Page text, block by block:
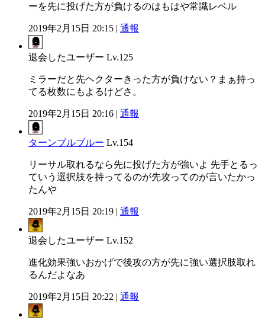
ーを先に投げた方が負けるのはもはや常識レベル
2019年2月15日 20:15 | 通報
退会したユーザー Lv.125
ミラーだと先ヘクターきった方が負けない？まぁ持っ
てる枚数にもよるけどさ。
2019年2月15日 20:16 | 通報
ターンブルブルー Lv.154
リーサル取れるなら先に投げた方が強いよ 先手とるっ
ていう選択肢を持ってるのが先攻ってのが言いたかっ
たんや
2019年2月15日 20:19 | 通報
退会したユーザー Lv.152
進化効果強いおかげで後攻の方が先に強い選択肢取れ
るんだよなあ
2019年2月15日 20:22 | 通報